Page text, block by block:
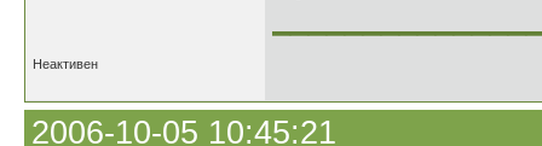
Неактивен
2006-10-05 10:45:21